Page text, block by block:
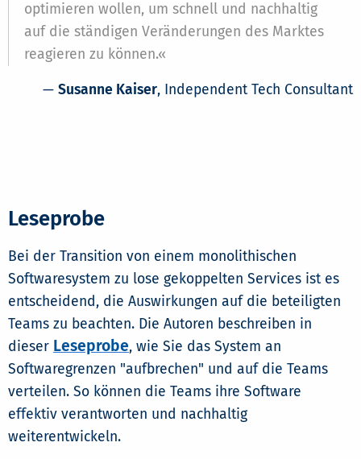
optimieren wollen, um schnell und nachhaltig
auf die ständigen Veränderungen des Marktes
reagieren zu können.«
— Susanne Kaiser, Independent Tech Consultant
Leseprobe
Bei der Transition von einem monolithischen
Softwaresystem zu lose gekoppelten Services ist es
entscheidend, die Auswirkungen auf die beteiligten
Teams zu beachten. Die Autoren beschreiben in
dieser Leseprobe, wie Sie das System an
Softwaregrenzen "aufbrechen" und auf die Teams
verteilen. So können die Teams ihre Software
effektiv verantworten und nachhaltig
weiterentwickeln.